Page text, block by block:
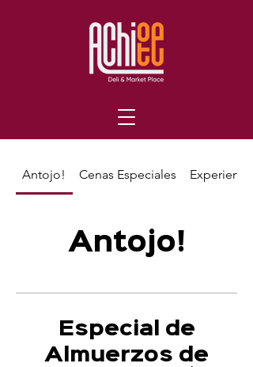
Antojo! Cenas Especiales Experiencias
Antojo!
Especial de
Almuerzos de